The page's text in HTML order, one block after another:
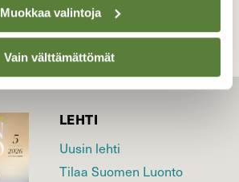
Muokkaa valintoja
Vain välttämättömät
LEHTI
Uusin lehti
Tilaa Suomen Luonto